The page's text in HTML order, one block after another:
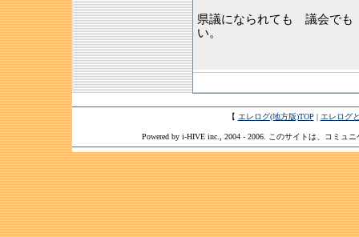
県議になられても 議会で
い。
【 エレログ(地方版)TOP エレログ
Powered by i-HIVE inc., 2004 - 2006. このサイトは、コミュ